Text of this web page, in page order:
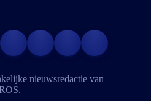
nieuwsredactie van
.